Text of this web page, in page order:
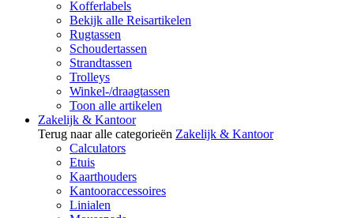
Kofferlabels
Bekijk alle Reisartikelen
Rugtassen
Schoudertassen
Strandtassen
Trolleys
Winkel-/draagtassen
Toon alle artikelen
Zakelijk & Kantoor
Terug naar alle categorieën Zakelijk & Kantoor
Calculators
Etuis
Kaarthouders
Kantooraccessoires
Linialen